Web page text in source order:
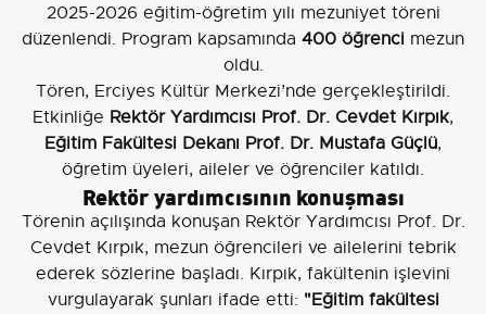
2025-2026 eğitim-öğretim yılı mezuniyet töreni
düzenlendi. Program kapsamında 400 öğrenci mezun
oldu.
Tören, Erciyes Kültür Merkezi’nde gerçekleştirildi.
Etkinliğe Rektör Yardımcısı Prof. Dr. Cevdet Kırpık,
Eğitim Fakültesi Dekanı Prof. Dr. Mustafa Güçlü,
öğretim üyeleri, aileler ve öğrenciler katıldı.
Rektör yardımcısının konuşması
Törenin açılışında konuşan Rektör Yardımcısı Prof. Dr.
Cevdet Kırpık, mezun öğrencileri ve ailelerini tebrik
ederek sözlerine başladı. Kırpık, fakültenin işlevini
vurgulayarak şunları ifade etti: "Eğitim fakültesi